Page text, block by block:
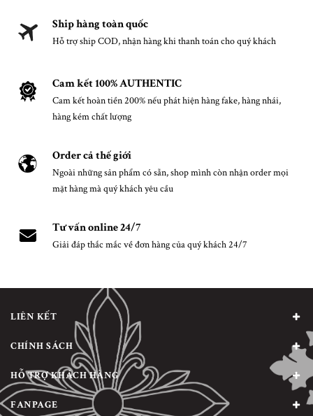
Ship hàng toàn quốc
Hỗ trợ ship COD, nhận hàng khi thanh toán cho quý khách
Cam kết 100% AUTHENTIC
Cam kết hoàn tiền 200% nếu phát hiện hàng fake, hàng nhái,
hàng kém chất lượng
Order cả thế giới
Ngoài những sản phẩm có sẵn, shop mình còn nhận order mọi
mặt hàng mà quý khách yêu cầu
Tư vấn online 24/7
Giải đáp thắc mắc về đơn hàng của quý khách 24/7
LIÊN KẾT
CHÍNH SÁCH
HỖ TRỢ KHÁCH HÀNG
FANPAGE